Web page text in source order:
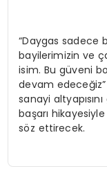
“Daygas sadece
bayilerimizin ve
isim. Bu güveni
devam
sanayi
başarı
söz ettirecek.